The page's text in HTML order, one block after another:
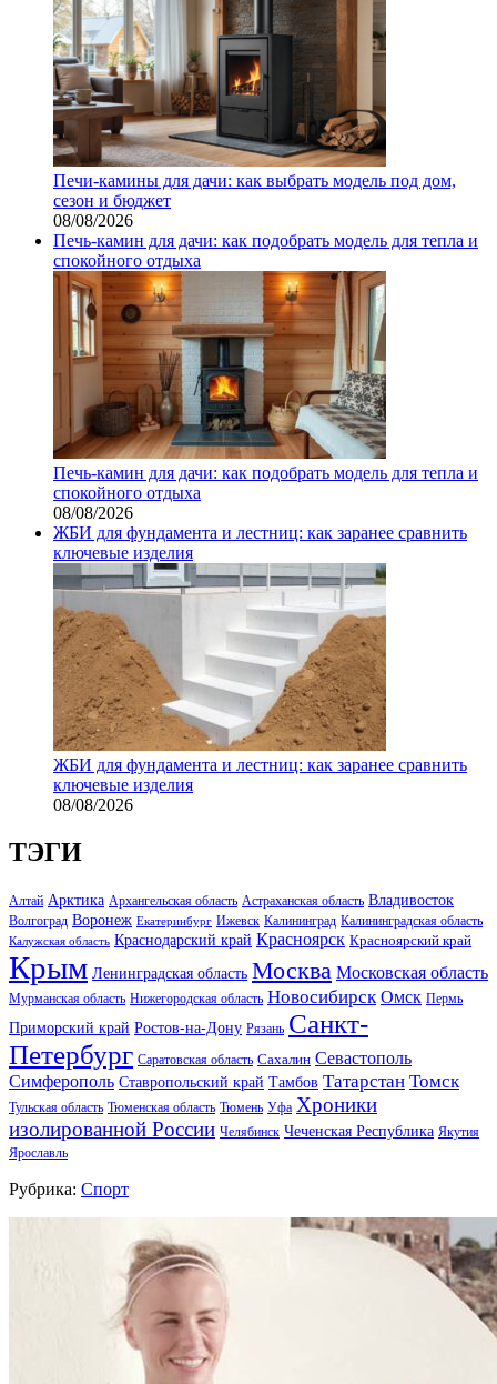
Печи-камины для дачи: как выбрать модель под дом,
сезон и бюджет
08/08/2026
Печь-камин для дачи: как подобрать модель для тепла и
спокойного отдыха
Печь-камин для дачи: как подобрать модель для тепла и
спокойного отдыха
08/08/2026
ЖБИ для фундамента и лестниц: как заранее сравнить
ключевые изделия
ЖБИ для фундамента и лестниц: как заранее сравнить
ключевые изделия
08/08/2026
ТЭГИ
Алтай Арктика Архангельская область Астраханская область Владивосток
Волгоград Воронеж Екатеринбург Ижевск Калининград Калининградская область
Калужская область Краснодарский край Красноярск Красноярский край
Крым Ленинградская область Москва Московская область
Мурманская область Нижегородская область Новосибирск Омск Пермь
Приморский край Ростов-на-Дону Рязань Санкт-
Петербург Саратовская область Сахалин Севастополь
Симферополь Ставропольский край Тамбов Татарстан Томск
Тульская область Тюменская область Тюмень Уфа Хроники
изолированной России Челябинск Чеченская Республика Якутия
Ярославль
Рубрика: Спорт